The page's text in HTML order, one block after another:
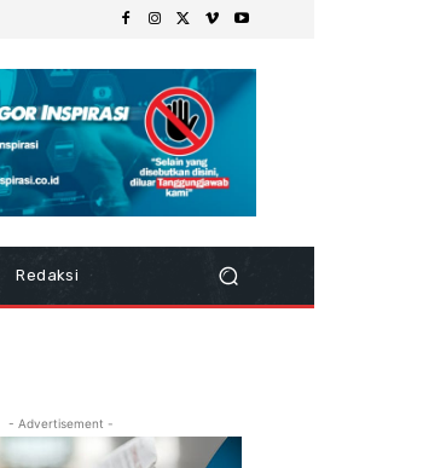
Redaksi
- Advertisement -